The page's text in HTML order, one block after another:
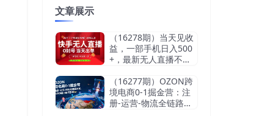
文章展示
（16278期）当天见收
益，一部手机日入500
+，最新无人直播不违
（16277期）OZON跨
境电商0-1掘金营：注
册-运营-物流全链路体